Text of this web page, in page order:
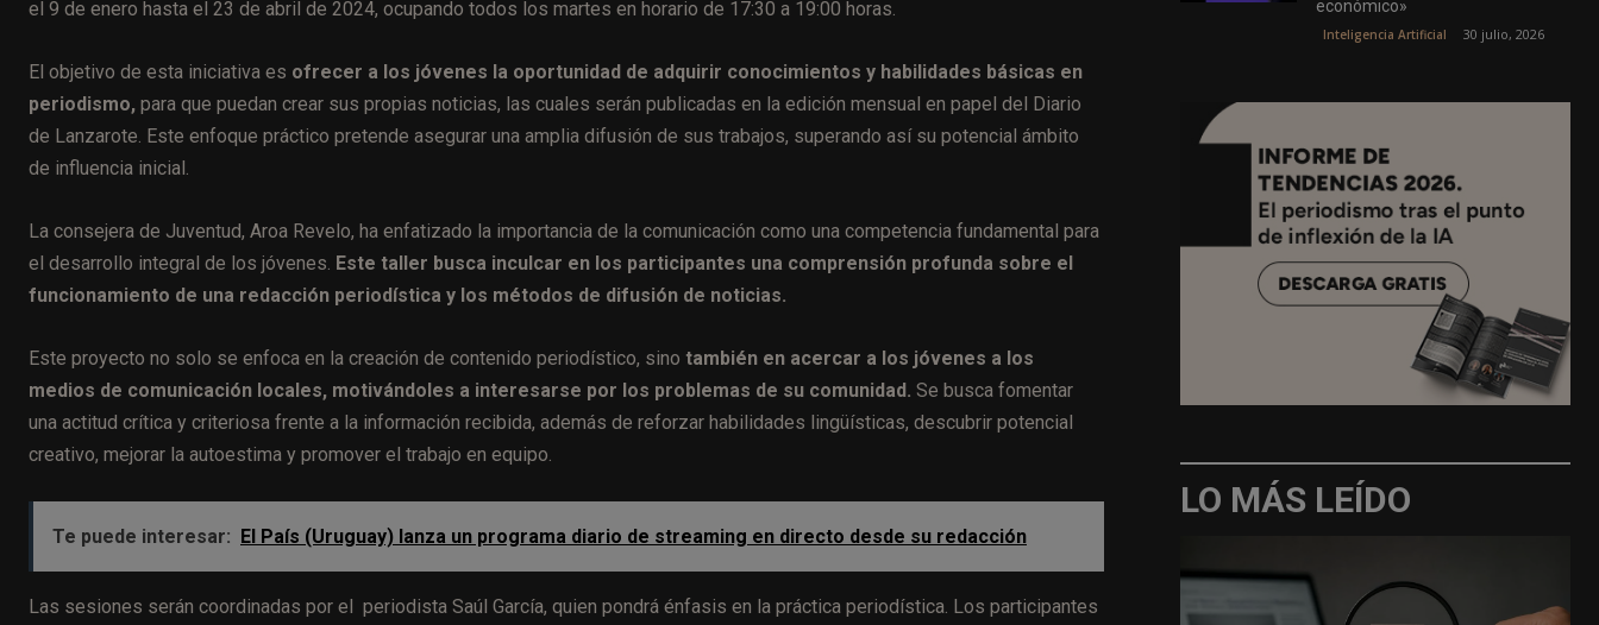
el 9 de enero hasta el 23 de abril de 2024, ocupando todos los martes en horario de 17:30 a 19:00 horas.
El objetivo de esta iniciativa es ofrecer a los jóvenes la oportunidad de adquirir conocimientos y habilidades básicas en
periodismo, para que puedan crear sus propias noticias, las cuales serán publicadas en la edición mensual en papel del Diario
de Lanzarote. Este enfoque práctico pretende asegurar una amplia difusión de sus trabajos, superando así su potencial ámbito
de influencia inicial.
La consejera de Juventud, Aroa Revelo, ha enfatizado la importancia de la comunicación como una competencia fundamental para
el desarrollo integral de los jóvenes. Este taller busca inculcar en los participantes una comprensión profunda sobre el
funcionamiento de una redacción periodística y los métodos de difusión de noticias.
Este proyecto no solo se enfoca en la creación de contenido periodístico, sino también en acercar a los jóvenes a los
medios de comunicación locales, motivándoles a interesarse por los problemas de su comunidad. Se busca fomentar
una actitud crítica y criteriosa frente a la información recibida, además de reforzar habilidades lingüísticas, descubrir potencial
creativo, mejorar la autoestima y promover el trabajo en equipo.
Te puede interesar: El País (Uruguay) lanza un programa diario de streaming en directo desde su redacción
Las sesiones serán coordinadas por el periodista Saúl García, quien pondrá énfasis en la práctica periodística. Los participantes
económico»
Inteligencia Artificial 30 julio, 2026
LO MÁS LEÍDO